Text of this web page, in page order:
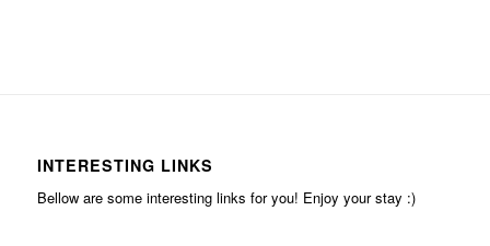
INTERESTING LINKS
Bellow are some interesting links for you! Enjoy your stay :)